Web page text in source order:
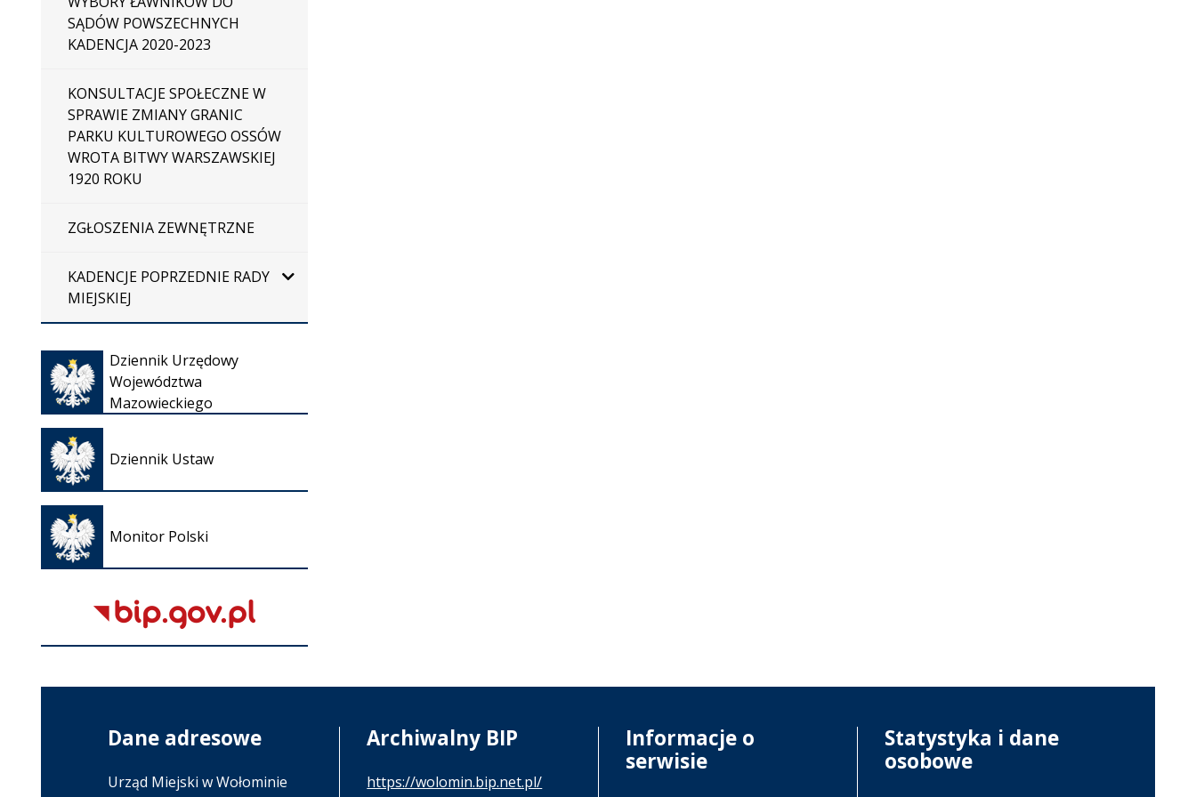
SĄDÓW POWSZECHNYCH
KADENCJA 2020-2023
KONSULTACJE SPOŁECZNE W
SPRAWIE ZMIANY GRANIC
PARKU KULTUROWEGO OSSÓW
WROTA BITWY WARSZAWSKIEJ
1920 ROKU
ZGŁOSZENIA ZEWNĘTRZNE
KADENCJE POPRZEDNIE RADY
MIEJSKIEJ
Dziennik Urzędowy
Województwa
Mazowieckiego
Otwiera
się w
nowej
karcie
Dziennik Ustaw
Otwiera
się w
nowej
karcie
Monitor Polski
Otwiera
się w
nowej
karcie
Dane adresowe
Urząd Miejski w Wołominie
Archiwalny BIP
https://wolomin.bip.net.pl/
Informacje o
serwisie
Statystyka i dane
osobowe